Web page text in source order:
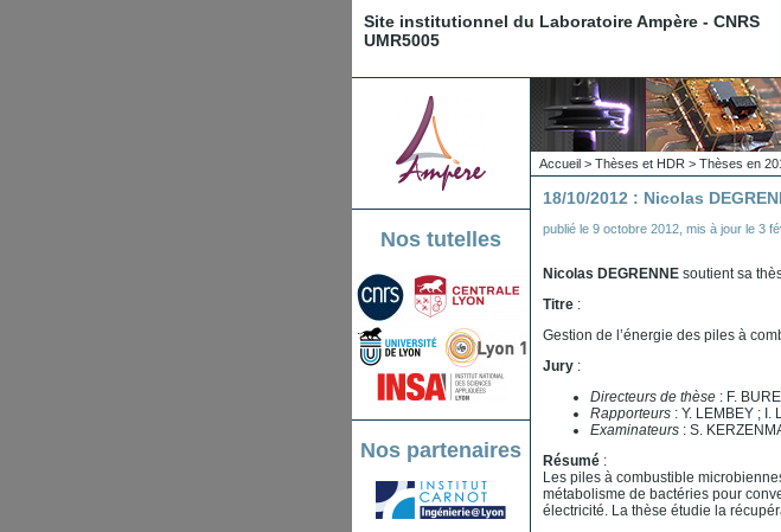
Site institutionnel du Laboratoire Ampère - CNRS
UMR5005
Nos tutelles
Nos partenaires
Accueil > Thèses et HDR > Thèses en
18/10/2012 : Nicolas
publié le 9 octobre 2012 mis à jour le 3
Nicolas DEGRENNE soutient sa
Titre :
Gestion de l’énergie des piles à
Jury :
Directeurs de thèse : F.
Rapporteurs : Y. LEMBEY ; I.
Examinateurs : S.
Résumé :
Les piles à combustible
métabolisme de bactéries pour
électricité. La thèse étudie la